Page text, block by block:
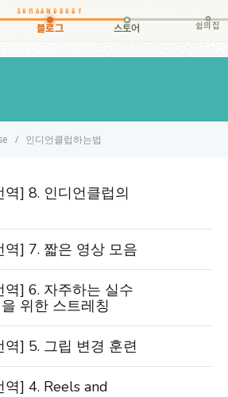
블로그 스토어 쉼의집
인디언클럽하는법
] 8. 인디언클럽의
역] 7. 짧은 영상 모음
역] 6. 자주하는 실수
위한 스트레칭
역] 5. 그립 변경 훈련
역] 4. Reels and